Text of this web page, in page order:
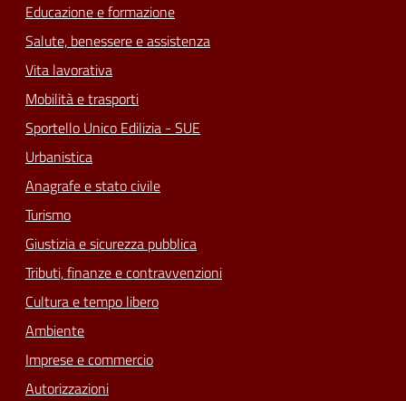
Educazione e formazione
Salute, benessere e assistenza
Vita lavorativa
Mobilità e trasporti
Sportello Unico Edilizia - SUE
Urbanistica
Anagrafe e stato civile
Turismo
Giustizia e sicurezza pubblica
Tributi, finanze e contravvenzioni
Cultura e tempo libero
Ambiente
Imprese e commercio
Autorizzazioni